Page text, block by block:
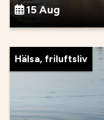
15 Aug
Hälsa, friluftsliv